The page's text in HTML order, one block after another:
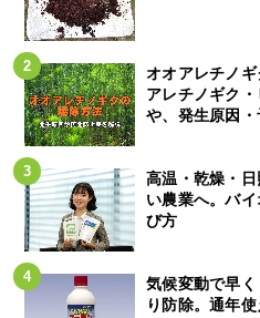
オオアレチノギ
アレチノギク
や、発生原因
高温・乾燥・
い農業へ。バ
び方
気候変動で早
り防除。通年